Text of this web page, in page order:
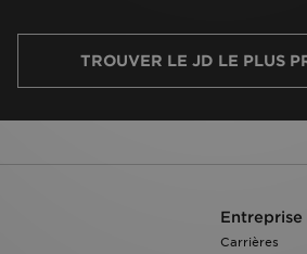
TROUVER LE JD LE PLUS
Entreprise
Carrières